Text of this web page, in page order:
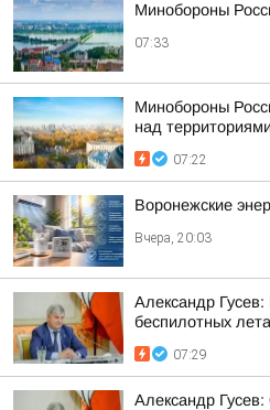
Минобороны
07:33
Минобороны
над
07:22
Воронежские
Вчера, 20:03
Александр
беспилотных
07:29
Александр